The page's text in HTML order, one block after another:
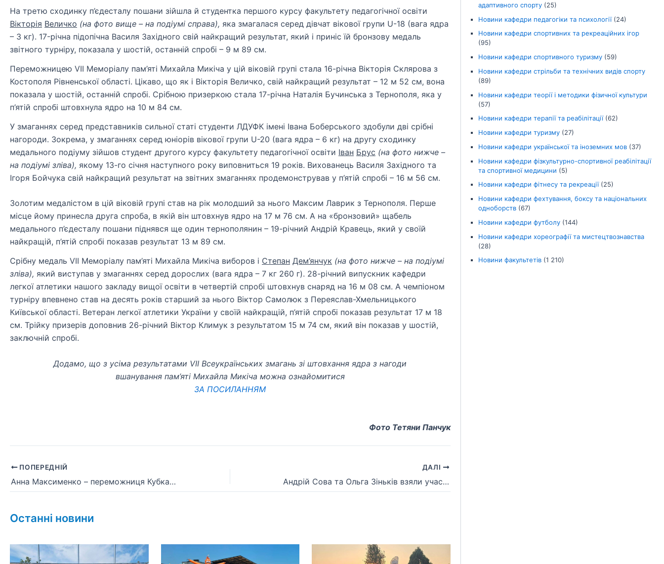
На третю сходинку п’єдесталу пошани зійшла й студентка першого курсу факультету педагогічної освіти
Вікторія Величко (на фото вище – на подіумі справа), яка змагалася серед дівчат вікової групи U-18 (вага ядра
– 3 кг). 17-річна підопічна Василя Західного свій найкращий результат, який і приніс їй бронзову медаль
звітного турніру, показала у шостій, останній спробі – 9 м 89 см.
Переможницею VII Меморіалу пам’яті Михайла Микіча у цій віковій групі стала 16-річна Вікторія Склярова з
Костополя Рівненської області. Цікаво, що як і Вікторія Величко, свій найкращий результат – 12 м 52 см, вона
показала у шостій, останній спробі. Срібною призеркою стала 17-річна Наталія Бучинська з Тернополя, яка у
п’ятій спробі штовхнула ядро на 10 м 84 см.
У змаганнях серед представників сильної статі студенти ЛДУФК імені Івана Боберського здобули дві срібні
нагороди. Зокрема, у змаганнях серед юніорів вікової групи U-20 (вага ядра – 6 кг) на другу сходинку
медального подіуму зійшов студент другого курсу факультету педагогічної освіти Іван Брус (на фото нижче –
на подіумі зліва), якому 13-го січня наступного року виповниться 19 років. Вихованець Василя Західного та
Ігоря Бойчука свій найкращий результат на звітних змаганнях продемонстрував у п’ятій спробі – 16 м 56 см.
Золотим медалістом в цій віковій групі став на рік молодший за нього Максим Лаврик з Тернополя. Перше
місце йому принесла друга спроба, в якій він штовхнув ядро на 17 м 76 см. А на «бронзовий» щабель
медального п’єдесталу пошани піднявся ще один тернополянин – 19-річний Андрій Кравець, який у своїй
найкращій, п’ятій спробі показав результат 13 м 89 см.
Срібну медаль VII Меморіалу пам’яті Михайла Микіча виборов і Степан Дем’янчук (на фото нижче – на подіумі
зліва), який виступав у змаганнях серед дорослих (вага ядра – 7 кг 260 г). 28-річний випускник кафедри
легкої атлетики нашого закладу вищої освіти в четвертій спробі штовхнув снаряд на 16 м 08 см. А чемпіоном
турніру впевнено став на десять років старший за нього Віктор Самолюк з Переяслав-Хмельницького
Київської області. Ветеран легкої атлетики України у своїй найкращій, п’ятій спробі показав результат 17 м 18
см. Трійку призерів доповнив 26-річний Віктор Климук з результатом 15 м 74 см, який він показав у шостій,
заключній спробі.
Додамо, що з усіма результатами VІІ Всеукраїнських змагань зі штовхання ядра з нагоди
вшанування пам’яті Михайла Микіча можна ознайомитися
ЗА ПОСИЛАННЯМ
Фото Тетяни Панчук
ПОПЕРЕДНІЙ
Анна Максименко – переможниця Кубка світу з фехтування на шпагах серед юніорок в іспанському Бургосі
ДАЛІ
Андрій Сова та Ольга Зіньків взяли участь у спецпогашенні поштових конвертів та марок, випущених з нагоди 100-річчя Карпатського Лещетарського Клубу (Фото)
Останні новини
адаптивного спорту(25)
Новини кафедри педагогіки та психології(24)
Новини кафедри спортивних та рекреаційних ігор
(95)
Новини кафедри спортивного туризму(59)
Новини кафедри стрільби та технічних видів спорту
(89)
Новини кафедри теорії і методики фізичної культури
(57)
Новини кафедри терапії та реабілітації(62)
Новини кафедри туризму(27)
Новини кафедри української та іноземних мов(37)
Новини кафедри фізкультурно-спортивної реабілітації
та спортивної медицини (5)
Новини кафедри фітнесу та рекреації(25)
Новини кафедри фехтування, боксу та національних
одноборств(67)
Новини кафедри футболу(144)
Новини кафедри хореографії та мистецтвознавства
(28)
Новини факультетів(1 210)